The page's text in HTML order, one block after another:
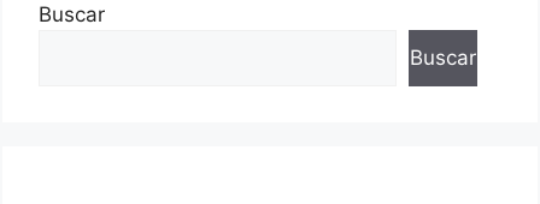
Buscar
Buscar